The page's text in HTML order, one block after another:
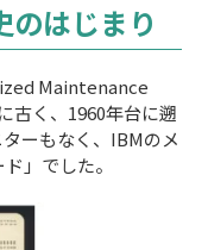
のはじまり
Maintenance
古く、1960年台に遡
ーもなく、IBMのメ
」でした。